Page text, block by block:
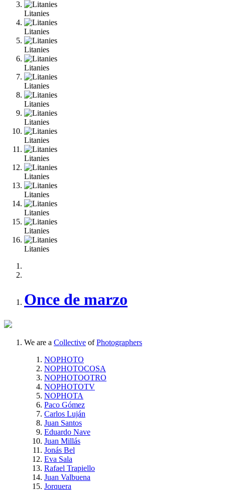
Litanies
Litanies
Litanies
Litanies
Litanies
Litanies
Litanies
Litanies
Litanies
Litanies
Litanies
Litanies
Litanies
Litanies
Once de marzo
We are a Collective of Photographers
NOPHOTO
NOPHOTOCOSA
NOPHOTOOTRO
NOPHOTOTV
NOPHOTA
Paco Gómez
Carlos Luján
Juan Santos
Eduardo Nave
Juan Millás
Jonás Bel
Eva Sala
Rafael Trapiello
Juan Valbuena
Jorquera